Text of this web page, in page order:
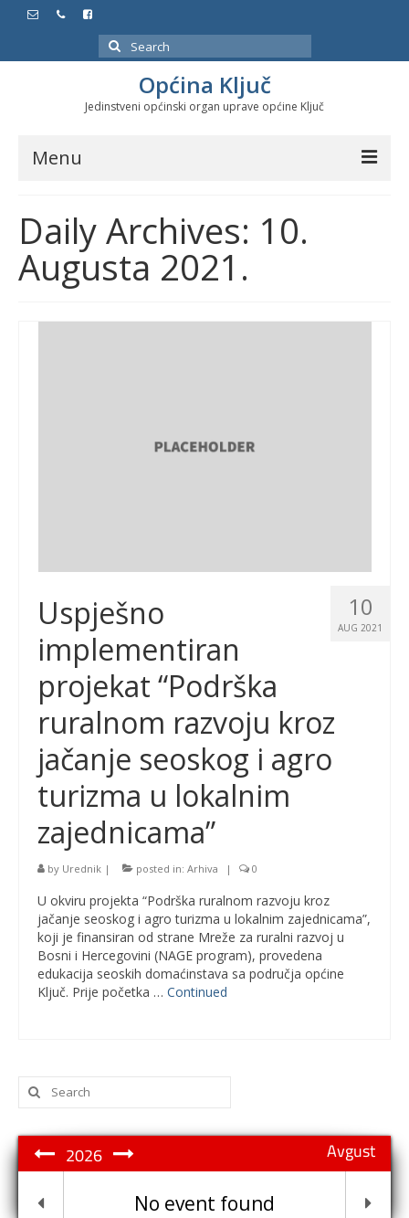
Search
for:
Općina Ključ
Jedinstveni općinski organ uprave općine Ključ
Menu
Službeni glasnici
Javne nabavke
Značajni datumi i manifestacije
Daily Archives: 10.
Augusta 2021.
10
AUG 2021
Uspješno
implementiran
projekat “Podrška
ruralnom razvoju kroz
jačanje seoskog i agro
turizma u lokalnim
zajednicama”
by Urednik | posted in: Arhiva | 0
U okviru projekta “Podrška ruralnom razvoju kroz
jačanje seoskog i agro turizma u lokalnim zajednicama”,
koji je finansiran od strane Mreže za ruralni razvoj u
Bosni i Hercegovini (NAGE program), provedena
edukacija seoskih domaćinstava sa područja općine
Ključ. Prije početka … Continued
Search
for:
Avgust
2026
No event found